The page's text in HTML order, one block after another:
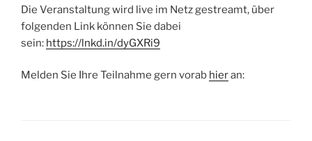
Die Veranstaltung wird live im Netz gestreamt, über
folgenden Link können Sie dabei
sein: https://lnkd.in/dyGXRi9
Melden Sie Ihre Teilnahme gern vorab hieran: